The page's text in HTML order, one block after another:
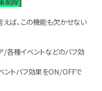
えば、この機能も欠かせない
/各種イベントなどのバフ効
ントバフ効果をON/OFFで